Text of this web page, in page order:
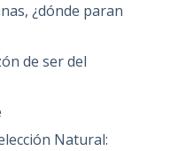
¿dónde paran
de ser del
Natural: